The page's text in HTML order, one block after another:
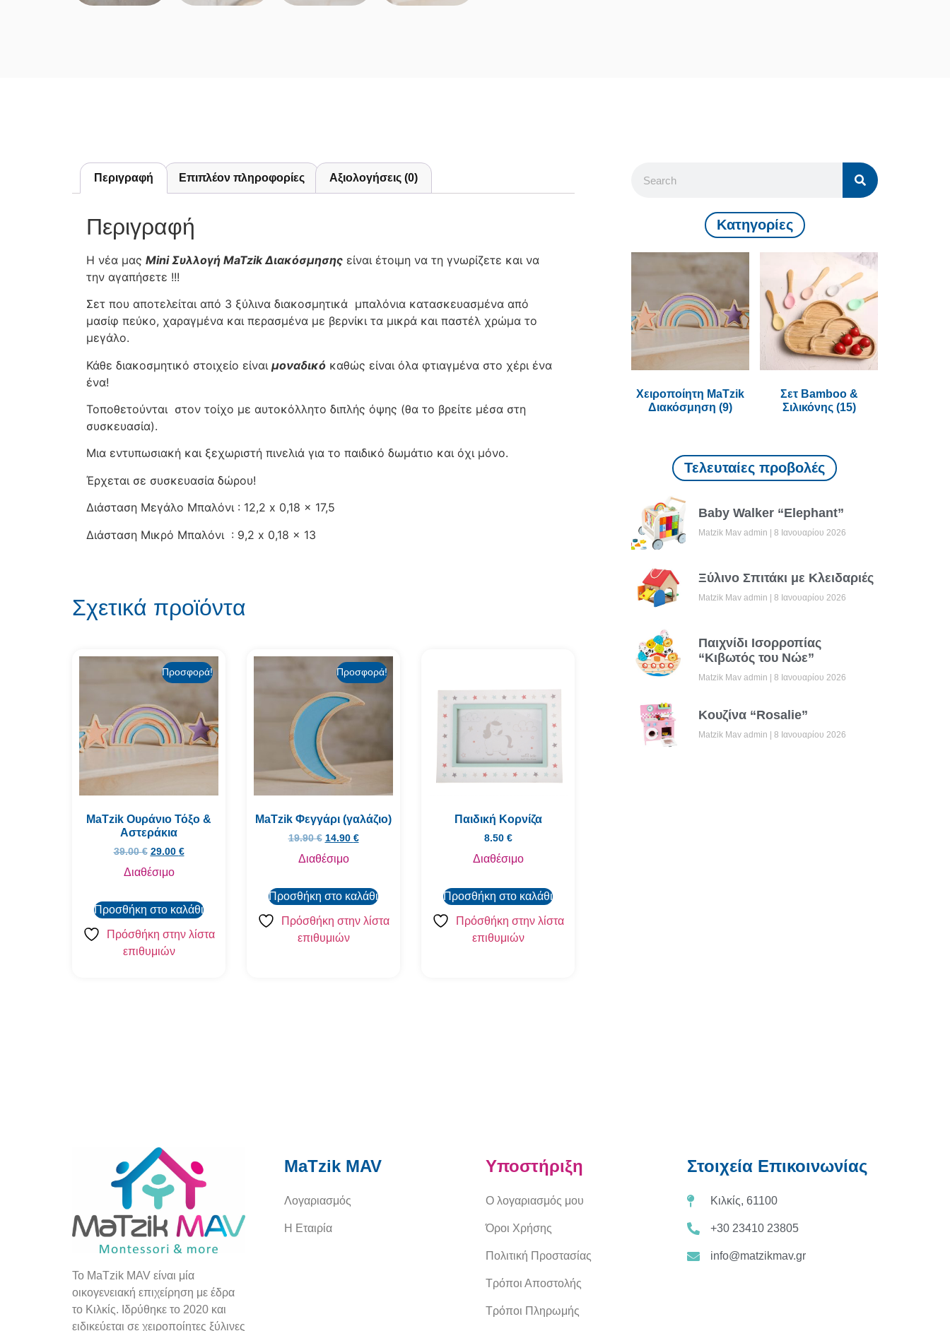
Περιγραφή Επιπλέον πληροφορίες Αξιολογήσεις (0)
Περιγραφή
Η νέα μας Mini Συλλογή MaTzik Διακόσμησης είναι έτοιμη να τη γνωρίζετε και να
την αγαπήσετε !!!
Σετ που αποτελείται από 3 ξύλινα διακοσμητικά μπαλόνια κατασκευασμένα από
μασίφ πεύκο, χαραγμένα και περασμένα με βερνίκι τα μικρά και παστέλ χρώμα το
μεγάλο.
Κάθε διακοσμητικό στοιχείο είναι μοναδικό καθώς είναι όλα φτιαγμένα στο χέρι ένα
ένα!
Τοποθετούνται στον τοίχο με αυτοκόλλητο διπλής όψης (θα το βρείτε μέσα στη
συσκευασία).
Μια εντυπωσιακή και ξεχωριστή πινελιά για το παιδικό δωμάτιο και όχι μόνο.
Έρχεται σε συσκευασία δώρου!
Διάσταση Μεγάλο Μπαλόνι : 12,2 x 0,18 x 17,5
Διάσταση Μικρό Μπαλόνι : 9,2 x 0,18 x 13
Σχετικά προϊόντα
Προσφορά!
MaTzik Ουράνιο Τόξο &
Αστεράκια
39.00€ 29.00 €
Διαθέσιμο
Προσθήκη στο καλάθι
Πρόσθήκη στην λίστα
επιθυμιών
Προσφορά!
MaTzik Φεγγάρι (γαλάζιο)
19.90€ 14.90 €
Διαθέσιμο
Προσθήκη στο καλάθι
Πρόσθήκη στην λίστα
επιθυμιών
Παιδική Κορνίζα
8.50 €
Διαθέσιμο
Προσθήκη στο καλάθι
Πρόσθήκη στην λίστα
επιθυμιών
Kατηγορίες
Χειροποίητη MaTzik
Διακόσμηση (9)
Σετ Bamboo &
Σιλικόνης (15)
Τελευταίες προβολές
Baby Walker “Elephant”
Matzik Mav admin 8 Ιανουαρίου 2026
Ξύλινο Σπιτάκι με Κλειδαριές
Matzik Mav admin 8 Ιανουαρίου 2026
Παιχνίδι Ισορροπίας
“Κιβωτός του Νώε”
Matzik Mav admin 8 Ιανουαρίου 2026
Κουζίνα “Rosalie”
Matzik Mav admin 8 Ιανουαρίου 2026
To MaTzik MAV είναι μία
οικογενειακή επιχείρηση με έδρα
το Κιλκίς. Ιδρύθηκε το 2020 και
ειδικεύεται σε χειροποίητες ξύλινες
MaTzik MAV
Λογαριασμός
Η Εταιρία
Υποστήριξη
Ο λογαριασμός μου
Όροι Χρήσης
Πολιτική Προστασίας
Τρόποι Αποστολής
Τρόποι Πληρωμής
Στοιχεία Επικοινωνίας
Κιλκίς, 61100
+30 23410 23805
info@matzikmav.gr